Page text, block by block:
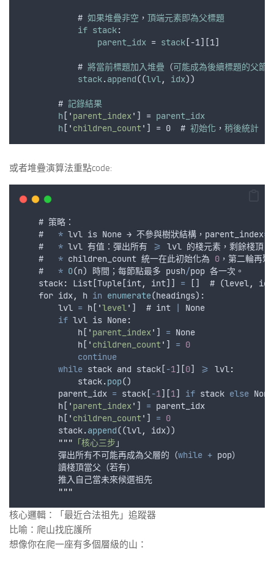
            #
如果堆疊非空 ， 頂端元素即為父標題
if stack:
parent_idx = stack [-1][1]
            #
將當前標題加入堆疊 （可能成為後續標題的父節
stack.append((lvl, idx))
        #
記錄結果
h [ ' parent_index' ] = parent_idx
h [ ' children_count' ] = 0  # 初始化 ， 稍後統計
或者堆疊演算法重點code:
    #
策略 ：
    #
* lvl is None → 不參與樹狀結構 ， parent_index=
    #
* lvl 有值 ： 彈出所有 >= lvl 的棧元素 ， 剩餘棧頂
    #
* children_count 統一在此初始化為 0 ， 第二輪再聚
    #
* O(n) 時間 ； 每節點最多 push/pop 各一次 。
    stack
: List [Tuple [int, int]] = []  # (level, idx
for idx, h in enumerate(headings):
lvl = h [ 'level' ]  # int
None
if lvl is None:
h [ ' parent_index' ] = None
h [ ' children_count' ] = 0
continue
while stack and stack [ -1][0] >= lvl:
stack.pop()
parent_idx = stack [ -1][1] if stack else None
h [ ' parent_index' ] = parent_idx
h [ ' children_count' ] = 0
stack.append((lvl, idx))
""" 「核心三步 」
彈出所有不可能再成為父層的 （while + pop）
讀棧頂當父 （若有）
推入自己當未來候選祖先
"""
核心邏輯：「最近合法祖先」追蹤器
比喻：爬山找庇護所
想像你在爬一座有多個層級的山：